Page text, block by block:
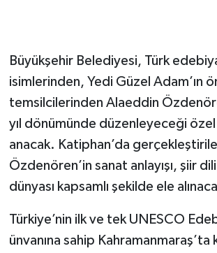
Büyükşehir Belediyesi, Türk
isimlerinden, Yedi Güzel Adam’ın
temsilcilerinden Alaeddin
yıl dönümünde düzenleyeceği
anacak. Katiphan’da
Özdenören’in sanat anlayışı, şiir
dünyası kapsamlı şekilde ele
Türkiye’nin ilk ve tek UNESCO
ünvanına sahip